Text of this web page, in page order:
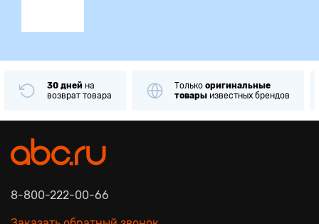
30 дней на
возврат товара
Только оригинальные
товары известных брендов
8-800-222-00-66